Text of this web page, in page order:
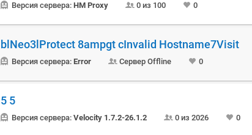
Версия сервера: HM Proxy 0 из 100 0
blNeo3lProtect 8ampgt cInvalid Hostname7Visit
Версия сервера: Error Сервер Offline 0
5 5
Версия сервера: Velocity 1.7.2-26.1.2 0 из 2026 0